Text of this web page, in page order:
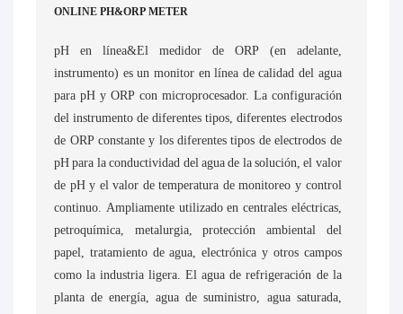
ONLINE PH&ORP METER
pH en línea&El medidor de ORP (en adelante,
instrumento) es un monitor en línea de calidad del agua
para pH y ORP con microprocesador. La configuración
del instrumento de diferentes tipos, diferentes electrodos
de ORP constante y los diferentes tipos de electrodos de
pH para la conductividad del agua de la solución, el valor
de pH y el valor de temperatura de monitoreo y control
continuo. Ampliamente utilizado en centrales eléctricas,
petroquímica, metalurgia, protección ambiental del
papel, tratamiento de agua, electrónica y otros campos
como la industria ligera. El agua de refrigeración de la
planta de energía, agua de suministro, agua saturada,